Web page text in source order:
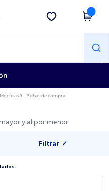
Descargar app
Bolsas de compra
y al por menor
Filtrar ✓